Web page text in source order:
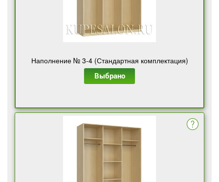
Наполнение № 3-4 (Стандартная комплектация)
Выбрано